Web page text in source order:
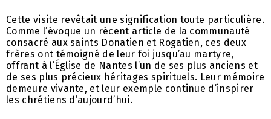
Cette visite revêtait une signification toute particulière.
Comme l’évoque un récent article de la communauté
consacré aux saints Donatien et Rogatien, ces deux
frères ont témoigné de leur foi jusqu’au martyre,
offrant à l’Église de Nantes l’un de ses plus anciens et
de ses plus précieux héritages spirituels. Leur mémoire
demeure vivante, et leur exemple continue d’inspirer
les chrétiens d’aujourd’hui.